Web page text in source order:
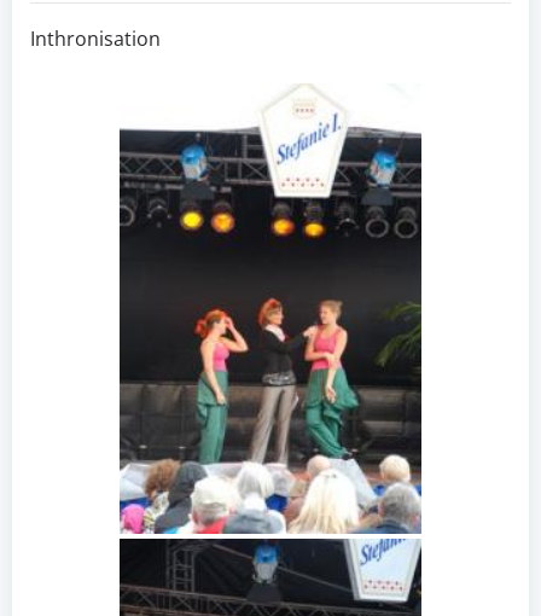
Inthronisation